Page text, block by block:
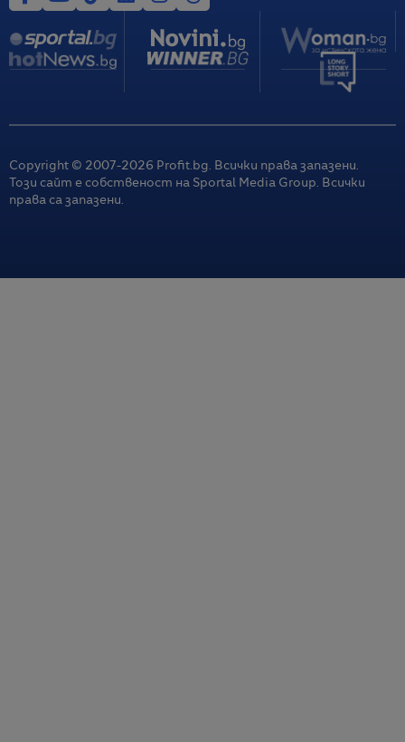
Copyright © 2007-2026 Profit.bg. Всички права запазени.
Този сайт е собственост на Sportal Media Group. Всички
права са запазени.